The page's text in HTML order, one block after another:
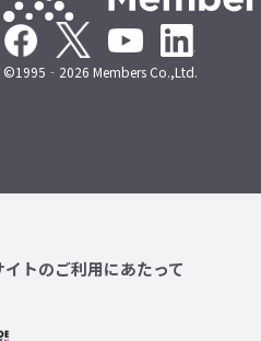
©1995‐2026 Members Co.,Ltd.
トのご利用にあたって